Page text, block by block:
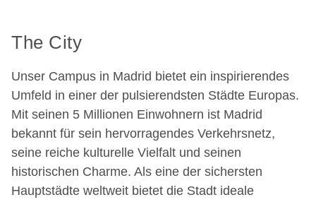
The City
Unser Campus in Madrid bietet ein inspirierendes
Umfeld in einer der pulsierendsten Städte Europas.
Mit seinen 5 Millionen Einwohnern ist Madrid
bekannt für sein hervorragendes Verkehrsnetz,
seine reiche kulturelle Vielfalt und seinen
historischen Charme. Als eine der sichersten
Hauptstädte weltweit bietet die Stadt ideale